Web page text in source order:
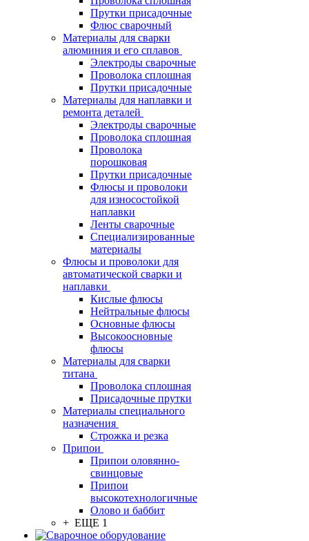
Прутки присадочные
Флюс сварочный
Материалы для сварки
алюминия и его сплавов
Электроды сварочные
Проволока сплошная
Прутки присадочные
Материалы для наплавки и
ремонта деталей
Электроды сварочные
Проволока сплошная
Проволока
порошковая
Прутки присадочные
Флюсы и проволоки
для износостойкой
наплавки
Ленты сварочные
Специализированные
материалы
Флюсы и проволоки для
автоматической сварки и
наплавки
Кислые флюсы
Нейтральные флюсы
Основные флюсы
Высокоосновные
флюсы
Материалы для сварки
титана
Проволока сплошная
Присадочные прутки
Материалы специального
назначения
Строжка и резка
Припои
Припои оловянно-
свинцовые
Припои
высокотехнологичные
Олово и баббит
+ ЕЩЕ 1